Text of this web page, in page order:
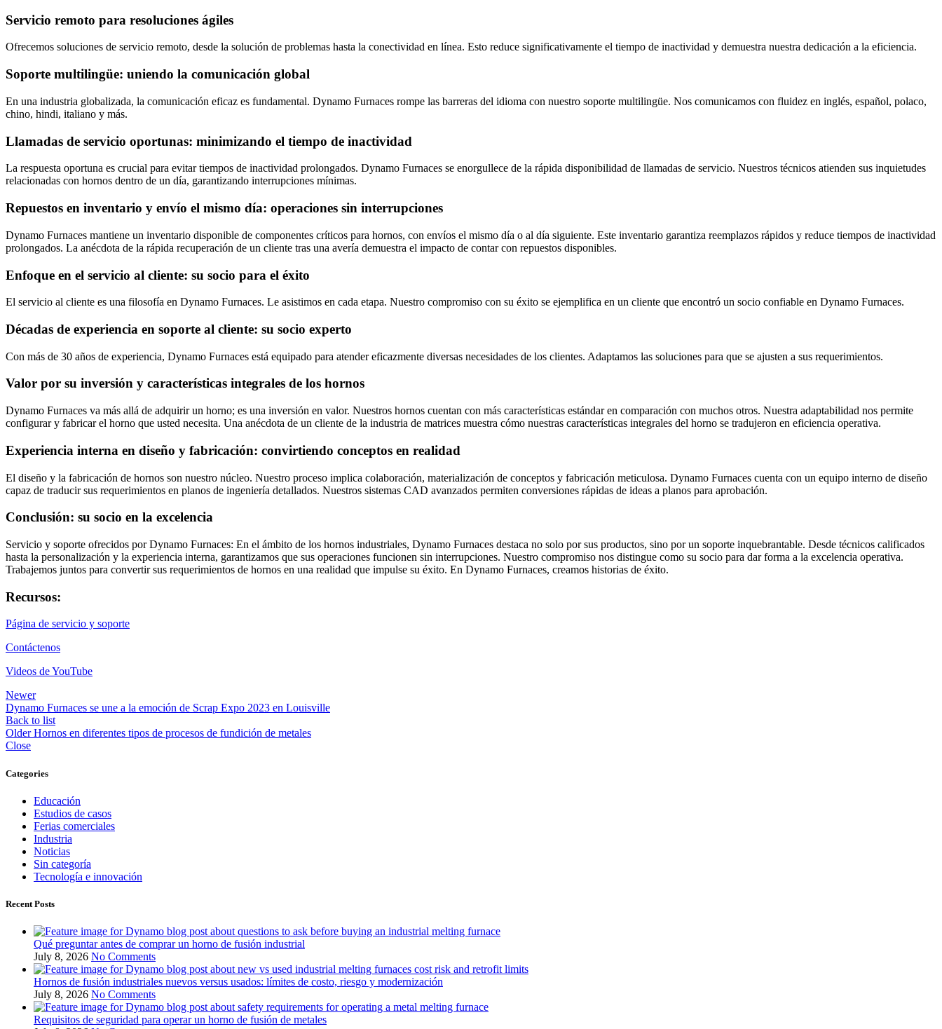
Servicio remoto para resoluciones ágiles
Ofrecemos soluciones de servicio remoto, desde la solución de problemas hasta la conectividad en línea. Esto reduce significativamente el tiempo de inactividad y demuestra nuestra dedicación a la eficiencia.
Soporte multilingüe: uniendo la comunicación global
En una industria globalizada, la comunicación eficaz es fundamental. Dynamo Furnaces rompe las barreras del idioma con nuestro soporte multilingüe. Nos comunicamos con fluidez en inglés, español, polaco,
chino, hindi, italiano y más.
Llamadas de servicio oportunas: minimizando el tiempo de inactividad
La respuesta oportuna es crucial para evitar tiempos de inactividad prolongados. Dynamo Furnaces se enorgullece de la rápida disponibilidad de llamadas de servicio. Nuestros técnicos atienden sus inquietudes
relacionadas con hornos dentro de un día, garantizando interrupciones mínimas.
Repuestos en inventario y envío el mismo día: operaciones sin interrupciones
Dynamo Furnaces mantiene un inventario disponible de componentes críticos para hornos, con envíos el mismo día o al día siguiente. Este inventario garantiza reemplazos rápidos y reduce tiempos de inactividad
prolongados. La anécdota de la rápida recuperación de un cliente tras una avería demuestra el impacto de contar con repuestos disponibles.
Enfoque en el servicio al cliente: su socio para el éxito
El servicio al cliente es una filosofía en Dynamo Furnaces. Le asistimos en cada etapa. Nuestro compromiso con su éxito se ejemplifica en un cliente que encontró un socio confiable en Dynamo Furnaces.
Décadas de experiencia en soporte al cliente: su socio experto
Con más de 30 años de experiencia, Dynamo Furnaces está equipado para atender eficazmente diversas necesidades de los clientes. Adaptamos las soluciones para que se ajusten a sus requerimientos.
Valor por su inversión y características integrales de los hornos
Dynamo Furnaces va más allá de adquirir un horno; es una inversión en valor. Nuestros hornos cuentan con más características estándar en comparación con muchos otros. Nuestra adaptabilidad nos permite
configurar y fabricar el horno que usted necesita. Una anécdota de un cliente de la industria de matrices muestra cómo nuestras características integrales del horno se tradujeron en eficiencia operativa.
Experiencia interna en diseño y fabricación: convirtiendo conceptos en realidad
El diseño y la fabricación de hornos son nuestro núcleo. Nuestro proceso implica colaboración, materialización de conceptos y fabricación meticulosa. Dynamo Furnaces cuenta con un equipo interno de diseño
capaz de traducir sus requerimientos en planos de ingeniería detallados. Nuestros sistemas CAD avanzados permiten conversiones rápidas de ideas a planos para aprobación.
Conclusión: su socio en la excelencia
Servicio y soporte ofrecidos por Dynamo Furnaces: En el ámbito de los hornos industriales, Dynamo Furnaces destaca no solo por sus productos, sino por un soporte inquebrantable. Desde técnicos calificados
hasta la personalización y la experiencia interna, garantizamos que sus operaciones funcionen sin interrupciones. Nuestro compromiso nos distingue como su socio para dar forma a la excelencia operativa.
Trabajemos juntos para convertir sus requerimientos de hornos en una realidad que impulse su éxito. En Dynamo Furnaces, creamos historias de éxito.
Recursos:
Página de servicio y soporte
Contáctenos
Videos de YouTube
Newer
Dynamo Furnaces se une a la emoción de Scrap Expo 2023 en Louisville
Back to list
Older Hornos en diferentes tipos de procesos de fundición de metales
Close
Categories
Educación
Estudios de casos
Ferias comerciales
Industria
Noticias
Sin categoría
Tecnología e innovación
Recent Posts
Qué preguntar antes de comprar un horno de fusión industrial
July 8, 2026 No Comments
Hornos de fusión industriales nuevos versus usados: límites de costo, riesgo y modernización
July 8, 2026 No Comments
Requisitos de seguridad para operar un horno de fusión de metales